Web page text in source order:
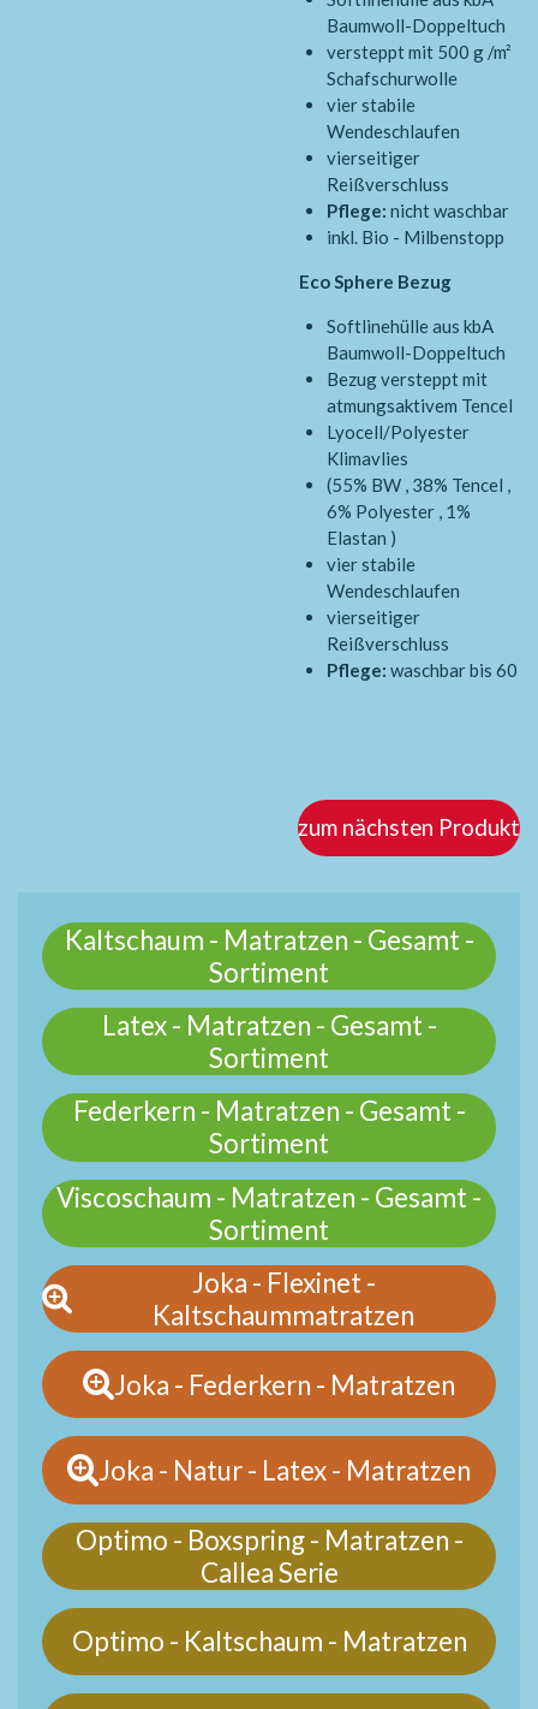
Baumwoll-Doppeltuch
versteppt mit 500 g /m²
Schafschurwolle
vier stabile
Wendeschlaufen
vierseitiger
Reißverschluss
Pflege: nichtwaschbar
inkl. Bio - Milbenstopp
Eco Sphere Bezug
Softlinehülle aus kbA
Baumwoll-Doppeltuch
Bezug versteppt mit
atmungsaktivem Tencel
Lyocell/Polyester
Klimavlies
(55% BW , 38% Tencel ,
6% Polyester , 1%
Elastan )
vier stabile
Wendeschlaufen
vierseitiger
Reißverschluss
Pflege: waschbar bis 60
zum nächsten Produkt
Kaltschaum - Matratzen - Gesamt -
Sortiment
Latex - Matratzen - Gesamt -
Sortiment
Federkern - Matratzen - Gesamt -
Sortiment
Viscoschaum - Matratzen - Gesamt -
Sortiment
Joka - Flexinet -
Kaltschaummatratzen
Joka - Federkern - Matratzen
Joka - Natur - Latex - Matratzen
Optimo - Boxspring - Matratzen -
Callea Serie
Optimo - Kaltschaum - Matratzen